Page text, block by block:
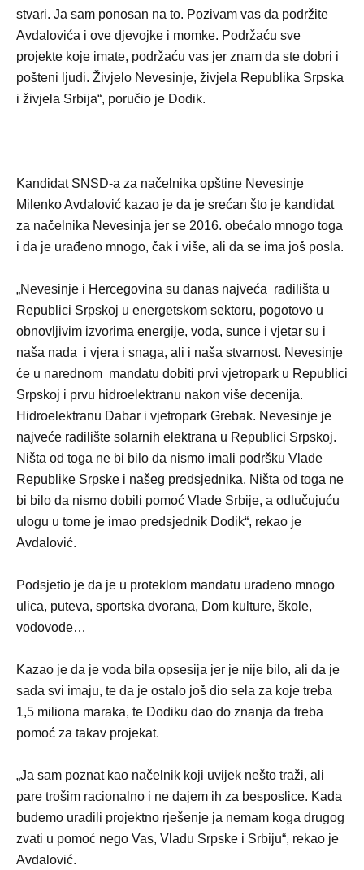
stvari. Ja sam ponosan na to. Pozivam vas da podržite
Avdalovića i ove djevojke i momke. Podržaću sve
projekte koje imate, podržaću vas jer znam da ste dobri i
pošteni ljudi. Živjelo Nevesinje, živjela Republika Srpska
i živjela Srbija“, poručio je Dodik.
Kandidat SNSD-a za načelnika opštine Nevesinje
Milenko Avdalović kazao je da je srećan što je kandidat
za načelnika Nevesinja jer se 2016. obećalo mnogo toga
i da je urađeno mnogo, čak i više, ali da se ima još posla.
„Nevesinje i Hercegovina su danas najveća radilišta u
Republici Srpskoj u energetskom sektoru, pogotovo u
obnovljivim izvorima energije, voda, sunce i vjetar su i
naša nada i vjera i snaga, ali i naša stvarnost. Nevesinje
će u narednom mandatu dobiti prvi vjetropark u Republici
Srpskoj i prvu hidroelektranu nakon više decenija.
Hidroelektranu Dabar i vjetropark Grebak. Nevesinje je
najveće radilište solarnih elektrana u Republici Srpskoj.
Ništa od toga ne bi bilo da nismo imali podršku Vlade
Republike Srpske i našeg predsjednika. Ništa od toga ne
bi bilo da nismo dobili pomoć Vlade Srbije, a odlučujuću
ulogu u tome je imao predsjednik Dodik“, rekao je
Avdalović.
Podsjetio je da je u proteklom mandatu urađeno mnogo
ulica, puteva, sportska dvorana, Dom kulture, škole,
vodovode…
Kazao je da je voda bila opsesija jer je nije bilo, ali da je
sada svi imaju, te da je ostalo još dio sela za koje treba
1,5 miliona maraka, te Dodiku dao do znanja da treba
pomoć za takav projekat.
„Ja sam poznat kao načelnik koji uvijek nešto traži, ali
pare trošim racionalno i ne dajem ih za besposlice. Kada
budemo uradili projektno rješenje ja nemam koga drugog
zvati u pomoć nego Vas, Vladu Srpske i Srbiju“, rekao je
Avdalović.